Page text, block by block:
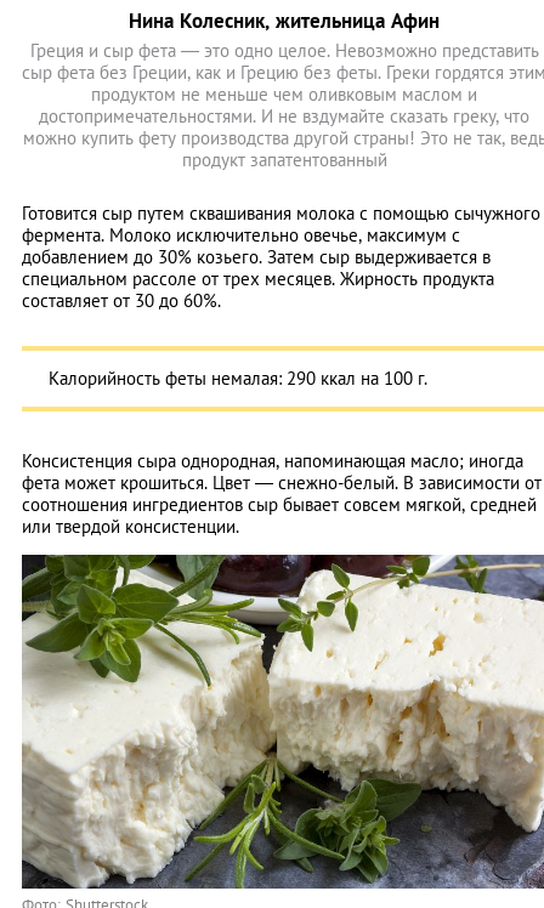
Нина Колесник, жительница Афин
Греция и сыр фета — это одно целое. Невозможно представить
сыр фета без Греции, как и Грецию без феты. Греки гордятся
продуктом не меньше чем оливковым маслом и
достопримечательностями. И не вздумайте сказать греку, что
можно купить фету производства другой страны! Это не так,
продукт запатентованный
Готовится сыр путем сквашивания молока с помощью сычужного
фермента. Молоко исключительно овечье, максимум с
добавлением до 30% козьего. Затем сыр выдерживается в
специальном рассоле от трех месяцев. Жирность продукта
составляет от 30 до 60%.
Калорийность феты немалая: 290 ккал на 100 г.
Консистенция сыра однородная, напоминающая масло; иногда
фета может крошиться. Цвет — снежно-белый. В зависимости от
соотношения ингредиентов сыр бывает совсем мягкой, средней
или твердой консистенции.